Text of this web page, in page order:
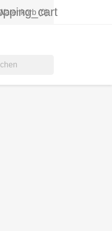
(0)